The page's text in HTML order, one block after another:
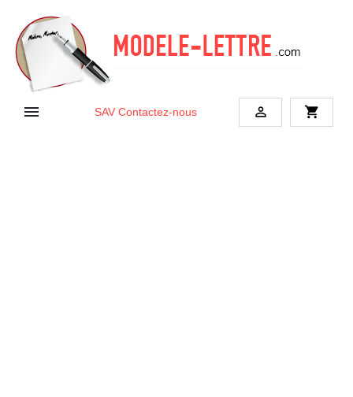
 SAV Contactez-nous  shopping_cart